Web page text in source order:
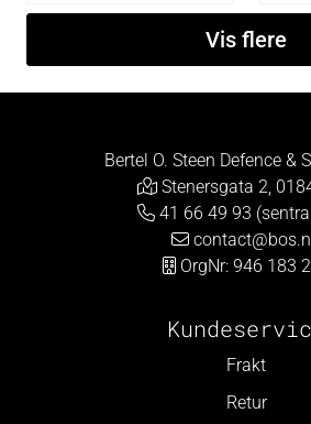
Vis flere
Bertel O. Steen Defence &
Stenersgata 2,
41 66 49 93
OrgNr: 946 183
Frakt
Retur